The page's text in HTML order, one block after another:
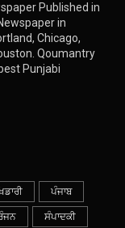
Published in
in
Chicago,
Qoumantry
Punjabi
ਪੰਜਾਬ
ਸੰਪਾਦਕੀ